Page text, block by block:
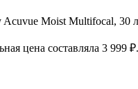
Acuvue Moist Multifocal, 30
цена составляла 3 999 ₽.